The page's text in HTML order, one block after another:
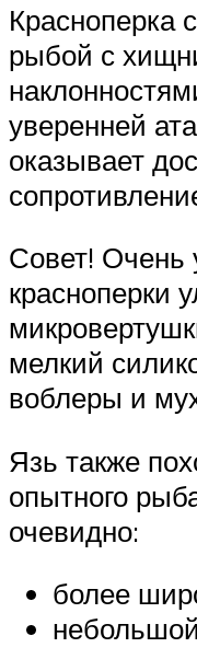
Красноперка
рыбой с
уверенней
оказывает
Совет! Очень
красноперки
мелкий
воблеры и
Язь также
опытного
очевидно:
более